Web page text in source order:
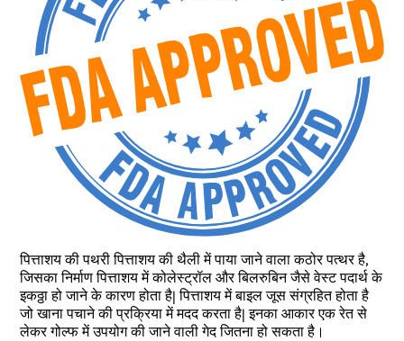
पित्ताशय की पथरी पित्ताशय की थैली में पाया जाने वाला कठोर पत्थर है,
जिसका निर्माण पित्ताशय में कोलेस्ट्रॉल और बिलरुबिन जैसे वेस्ट पदार्थ के
इकठ्ठा हो जाने के कारण होता है| पित्ताशय में बाइल जूस संग्रहित होता है
जो खाना पचाने की प्रक्रिया में मदद करता है| इनका आकार एक रेत से
लेकर गोल्फ में उपयोग की जाने वाली गेद जितना हो सकता है।